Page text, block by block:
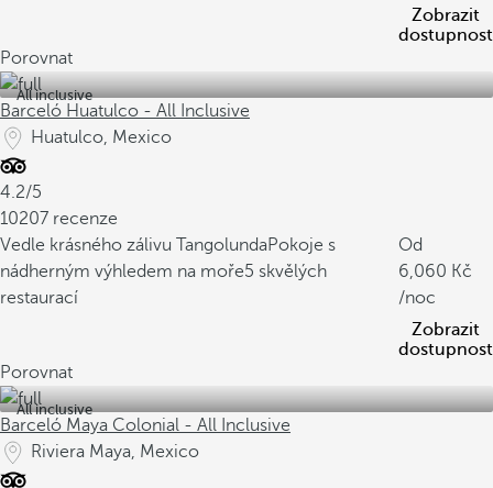
Zobrazit
dostupnost
Porovnat
All inclusive
Barceló Huatulco - All Inclusive
Huatulco, Mexico
4.2/5
10207 recenze
Vedle krásného zálivu TangolundaPokoje s
nádherným výhledem na moře5 skvělých
restaurací
Od
6,060
/noc
Zobrazit
dostupnost
Porovnat
All inclusive
Barceló Maya Colonial - All Inclusive
Riviera Maya, Mexico